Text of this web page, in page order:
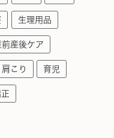
生理用品
前産後ケア
肩こり 育児